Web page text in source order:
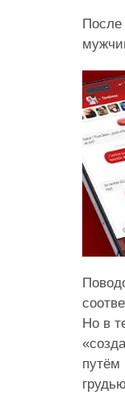
После
Но в
путём